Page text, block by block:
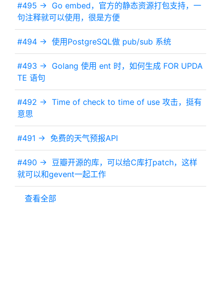
#495 -> Go embed，官方的静态资源打包支持，一
句注释就可以使用，很是方便
#494 -> 使用PostgreSQL做 pub/sub 系统
#493 -> Golang 使用 ent 时，如何生成 FOR UPDA
TE 语句
#492 -> Time of check to time of use 攻击，挺有
意思
#491 -> 免费的天气预报API
#490 -> 豆瓣开源的库，可以给C库打patch，这样
就可以和gevent一起工作
查看全部